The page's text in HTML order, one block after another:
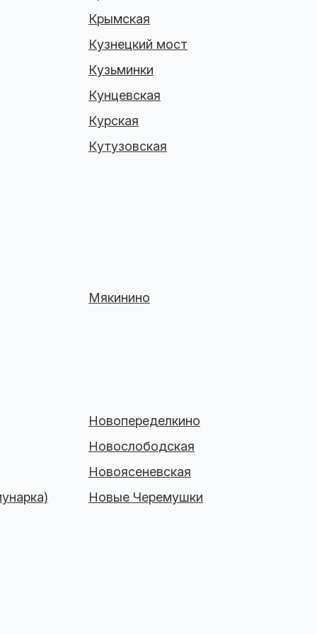
Крымская
Кузнецкий мост
Кузьминки
Кунцевская
Курская
Кутузовская
Мякинино
Новопеределкино
Новослободская
Новоясеневская
Новые Черемушки